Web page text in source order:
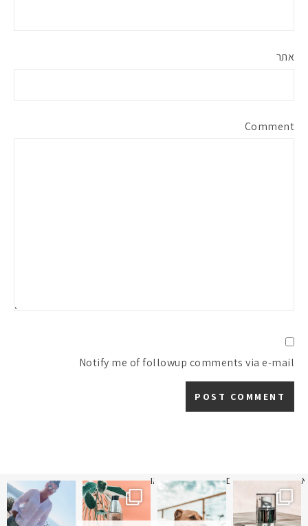
אתר
Comment
Notify me of followup comments via e-mail
תמונה כבר חודשיים
איזו אהבתם יותר? הראשונה או